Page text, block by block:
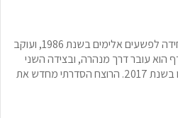
הבלש פארק קוואנג הו עובד ביחידה לפשעים אלימים בשנת 1986, ועוקב
הוא עובר דרך מנהרה, ובצידה השני
של המנהרה הוא מוצא את עצמו בשנת 2017. הרוצח הסדרתי מחדש את